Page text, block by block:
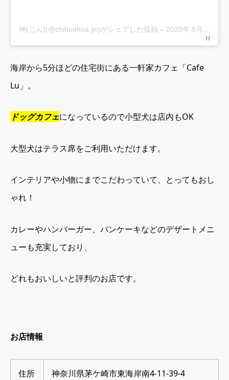
神(じん)(@chihuahua.jin)がシェアした投稿 – 2020年 8月月9日午後11時23分PDT
海岸から5分ほどの住宅街にある一軒家カフェ「Cafe
Lu」。
ドッグカフェになっているので小型犬は店内もOK
大型犬はテラス席をご利用いただけます。
インテリアや小物にまでこだわっていて、とってもおし
ゃれ！
カレーやハンバーガー、パンケーキなどのデザートメニ
ューも充実しており、
どれもおいしいと評判のお店です。
お店情報
住所 神奈川県茅ケ崎市東海岸南4-11-39-4